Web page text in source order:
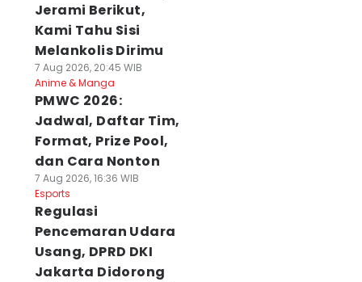
Jerami Berikut,
Kami Tahu Sisi
Melankolis Dirimu
7 Aug 2026, 20:45 WIB
Anime & Manga
PMWC 2026:
Jadwal, Daftar Tim,
Format, Prize Pool,
dan Cara Nonton
7 Aug 2026, 16:36 WIB
Esports
Regulasi
Pencemaran Udara
Usang, DPRD DKI
Jakarta Didorong